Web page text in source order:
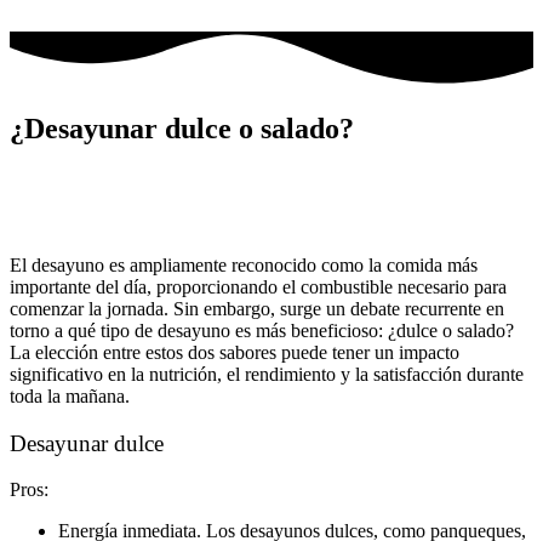
contenido
¿Desayunar dulce o salado?
El desayuno es ampliamente reconocido como la comida más
importante del día, proporcionando el combustible necesario para
comenzar la jornada. Sin embargo, surge un debate recurrente en
torno a qué tipo de desayuno es más beneficioso: ¿dulce o salado?
La elección entre estos dos sabores puede tener un impacto
significativo en la nutrición, el rendimiento y la satisfacción durante
toda la mañana.
Desayunar dulce
Pros:
Energía inmediata. Los desayunos dulces, como panqueques,